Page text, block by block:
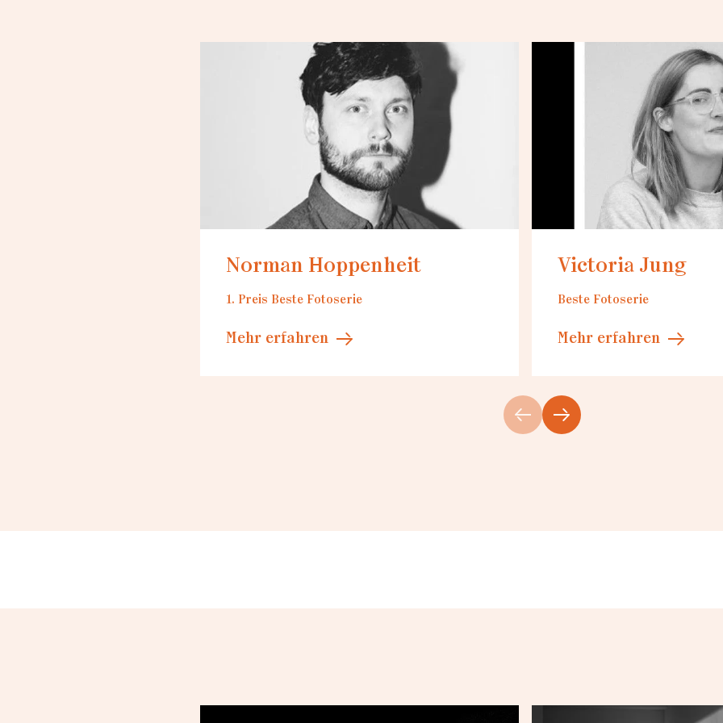
Loading...
Norman Hoppenheit
1. Preis Beste Fotoserie
Mehr erfahren
Loading...
Victoria Jung
Beste Fotoserie
Mehr erfahren